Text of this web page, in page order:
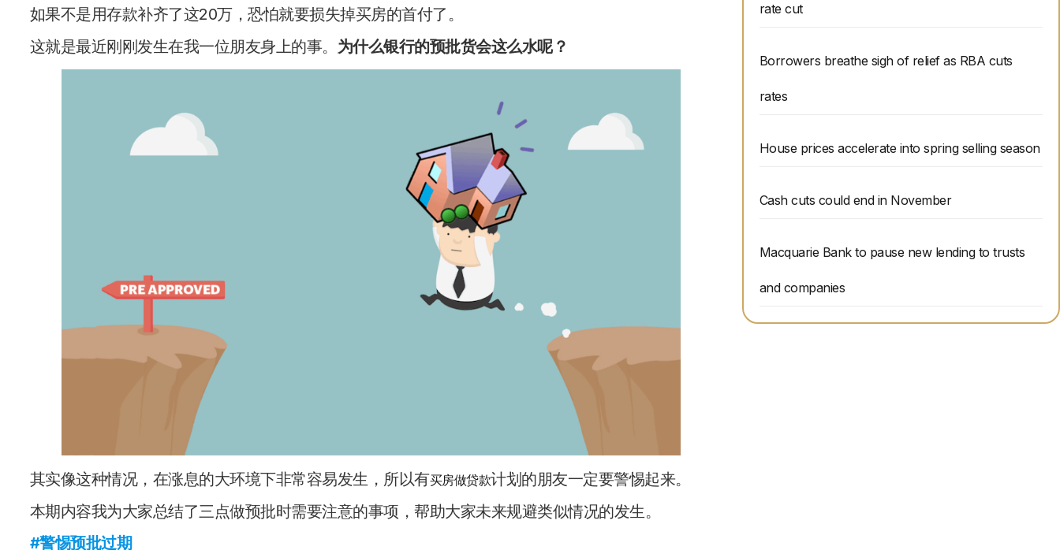
如果不是用存款补齐了这20万，恐怕就要损失掉买房的首付了。
这就是最近刚刚发生在我一位朋友身上的事。 为什么银行的预批货会这么水呢？
其实像这种情况，在涨息的大环境下非常容易发生，所以有买房做贷款计划的朋友一定要警惕起来。
本期内容我为大家总结了三点做预批时需要注意的事项，帮助大家未来规避类似情况的发生。
#警惕预批过期
rate cut
Borrowers breathe sigh of relief as RBA cuts
rates
House prices accelerate into spring selling season
Cash cuts could end in November
Macquarie Bank to pause new lending to trusts
and companies